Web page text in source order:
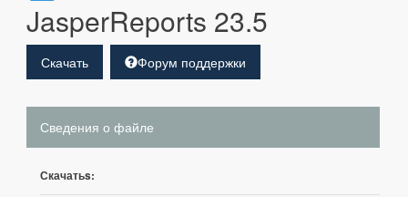
JasperReports 23.5
Скачать Форум поддержки
Сведения о файле
Скачатьs: